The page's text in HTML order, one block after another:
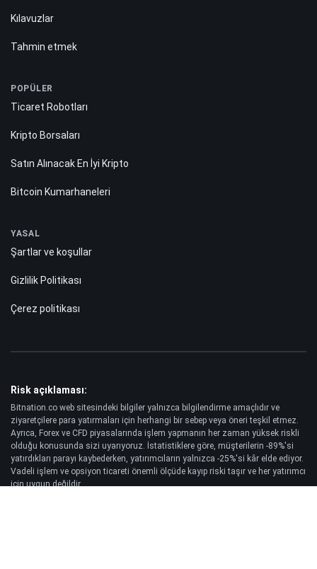
Kılavuzlar
Tahmin etmek
POPÜLER
Ticaret Robotları
Kripto Borsaları
Satın Alınacak En İyi Kripto
Bitcoin Kumarhaneleri
YASAL
Şartlar ve koşullar
Gizlilik Politikası
Çerez politikası
Risk açıklaması:
Bitnation.co web sitesindeki bilgiler yalnızca bilgilendirme amaçlıdır ve
ziyaretçilere para yatırmaları için herhangi bir sebep veya öneri teşkil etmez.
Ayrıca, Forex ve CFD piyasalarında işlem yapmanın her zaman yüksek riskli
olduğu konusunda sizi uyarıyoruz. İstatistiklere göre, müşterilerin -89%'si
yatırdıkları parayı kaybederken, yatırımcıların yalnızca -25%'si kâr elde ediyor.
Vadeli işlem ve opsiyon ticareti önemli ölçüde kayıp riski taşır ve her yatırımcı
için uygun değildir.